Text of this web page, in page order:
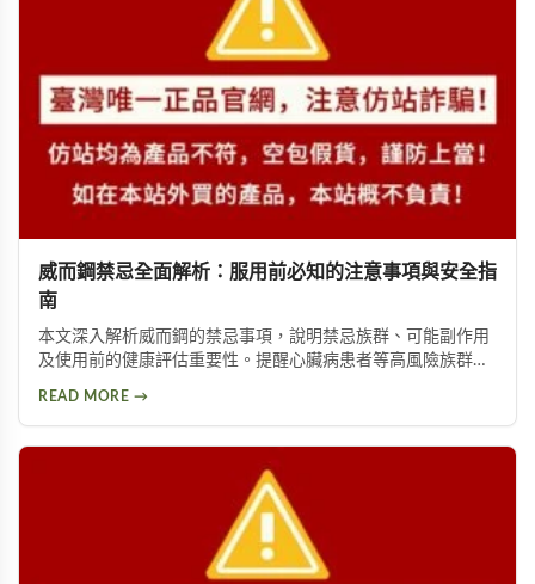
威而鋼禁忌全面解析：服用前必知的注意事項與安全指
南
本文深入解析威而鋼的禁忌事項，說明禁忌族群、可能副作用
及使用前的健康評估重要性。提醒心臟病患者等高風險族群應
READ MORE →